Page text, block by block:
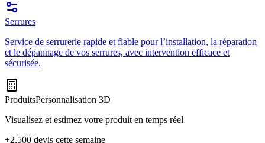
Serrures
Service de serrurerie rapide et fiable pour l’installation, la réparation
et le dépannage de vos serrures, avec intervention efficace et
sécurisée.
ProduitsPersonnalisation 3D
Visualisez et estimez votre produit en temps réel
+2,500 devis cette semaine